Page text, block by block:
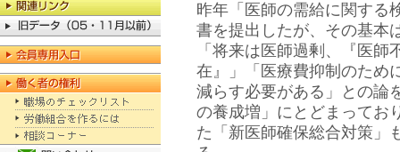
昨年「医師の需給に関する
書を提出したが、その基本
「将来は医師過剰、『医
在』」「医療費抑制のため
減らす必要がある」との論
の養成増」にとどまってお
た「新医師確保総合対策」